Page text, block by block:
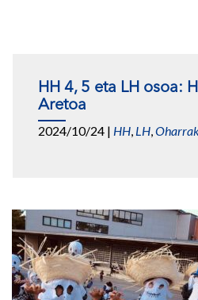
HH 4, 5 eta LH osoa:
Aretoa
2024/10/24 | HH, LH,